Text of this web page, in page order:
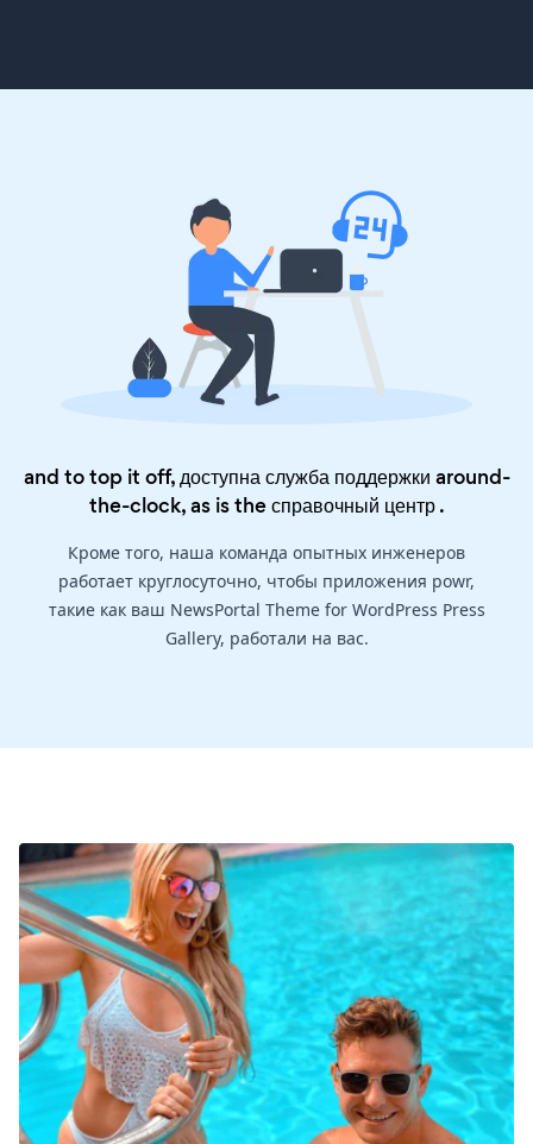
and to top it off, доступна служба поддержки around-
the-clock, as is theсправочный центр.
Кроме того, наша команда опытных инженеров
работает круглосуточно, чтобы приложения powr,
такие как ваш NewsPortal Theme for WordPress Press
Gallery, работали на вас.